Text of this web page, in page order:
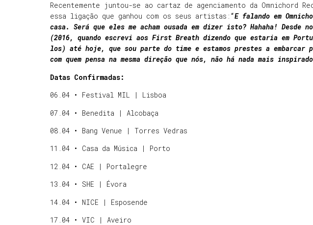
Recentemente juntou-se ao cartaz de agenciamento da Omnichord
essa ligação que ganhou com os seus artistas: “E falando em
casa. Será que eles me acham ousada em dizer isto? Hahaha! Desde
(2016, quando escrevi aos First Breath dizendo que estaria em
los) até hoje, que sou parte do time e estamos prestes a embarcar
com quem pensa na mesma direção que nós, não há nada mais
Datas Confirmadas:
06.04 • Festival MIL | Lisboa
07.04 • Benedita | Alcobaça
08.04 • Bang Venue | Torres Vedras
11.04 • Casa da Música | Porto
12.04 • CAE | Portalegre
13.04 • SHE | Évora
14.04 • NICE | Esposende
17.04 • VIC | Aveiro